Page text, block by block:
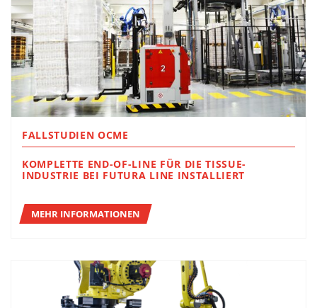
FALLSTUDIEN OCME
KOMPLETTE END-OF-LINE FÜR DIE TISSUE-
INDUSTRIE BEI FUTURA LINE INSTALLIERT
MEHR INFORMATIONEN